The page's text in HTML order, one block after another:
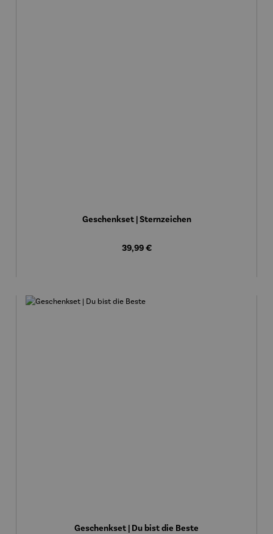
Geschenkset | Sternzeichen
Regulärer Preis:
39,99 €
Geschenkset | Du bist die Beste